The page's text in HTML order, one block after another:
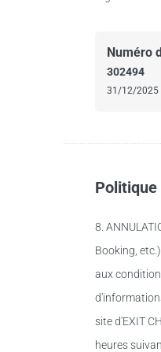
Numéro
302494
31/12/2025
Politique
8.
Booking,
aux
site d'EXIT
heures